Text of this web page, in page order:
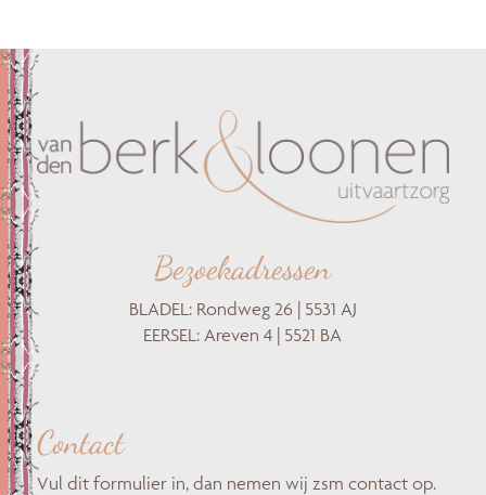
Bezoekadressen
BLADEL: Rondweg 26 | 5531 AJ
EERSEL: Areven 4 | 5521 BA
Contact
Vul dit formulier in, dan nemen wij zsm contact op.